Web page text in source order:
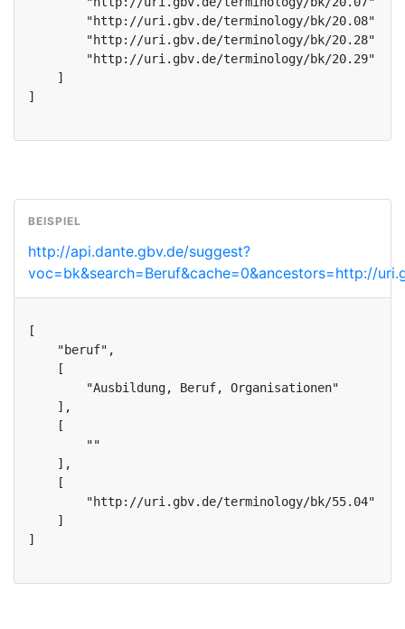
        "http://uri.gbv.de/terminology/bk/20.08",
        "http://uri.gbv.de/terminology/bk/20.28",
        "http://uri.gbv.de/terminology/bk/20.29"
    ]
]
http://api.dante.gbv.de/suggest?
voc=bk&search=Beruf&cache=0&ancestors=http://
[
    "beruf",
    [
        "Ausbildung, Beruf, Organisationen"
    ],
    [
        ""
    ],
    [
        "http://uri.gbv.de/terminology/bk/55.04"
    ]
]